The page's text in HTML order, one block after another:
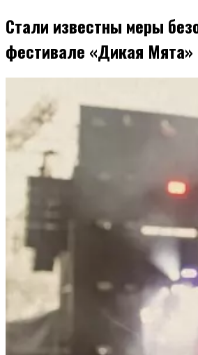
Стали известны меры
фестивале «Дикая Мята»